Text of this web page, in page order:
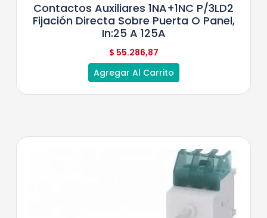
Contactos Auxiliares 1NA+1NC P/3LD2
Fijación Directa Sobre Puerta O Panel,
In:25 A 125A
$ 55.286,87
Agregar Al Carrito